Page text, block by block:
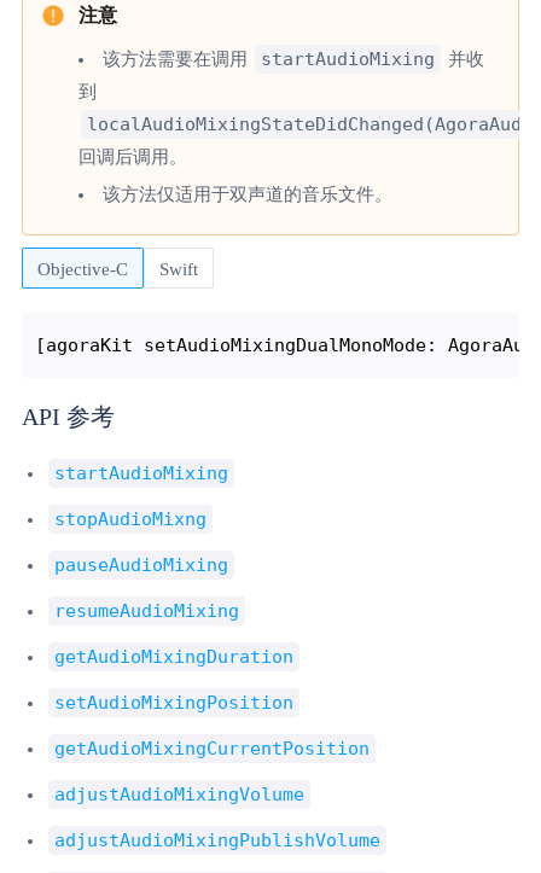
该方法需要在调用 startAudioMixing
并收
到
回调后调用。
该方法仅适用于双声道的音乐文件。
Objective-C Swift
API 参考
startAudioMixing
stopAudioMixng
pauseAudioMixing
resumeAudioMixing
getAudioMixingDuration
setAudioMixingPosition
getAudioMixingCurrentPosition
adjustAudioMixingVolume
adjustAudioMixingPublishVolume